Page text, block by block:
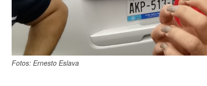
Fotos: Ernesto Eslava